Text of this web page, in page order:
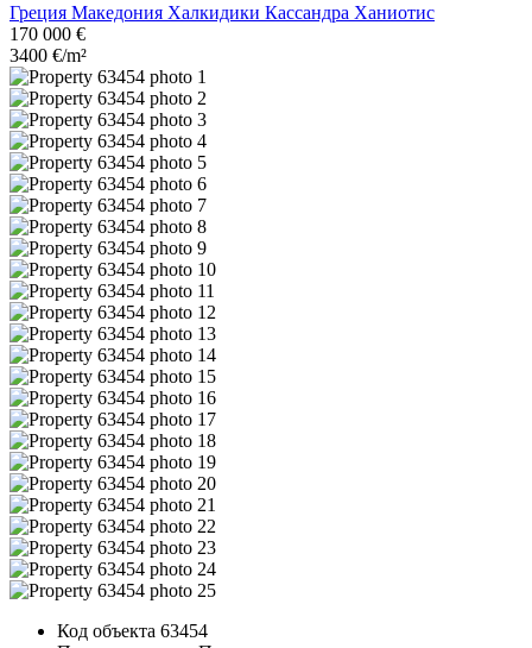
Греция Македония Халкидики Кассандра Ханиотис
170 000 €
3400 €/m²
Код объекта 63454